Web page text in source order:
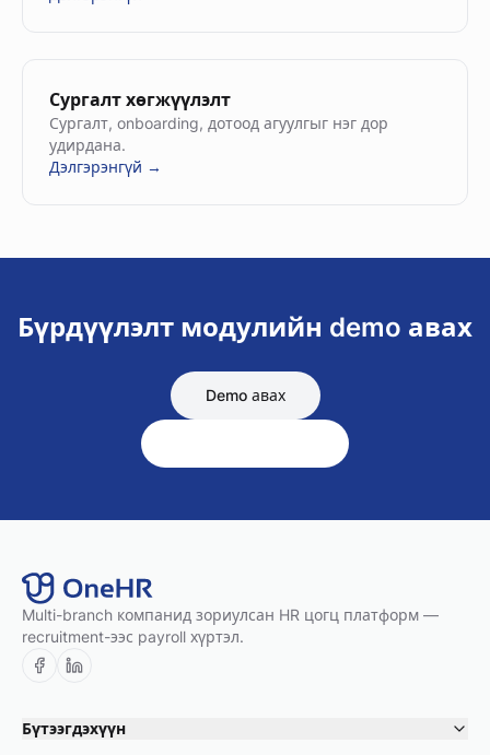
Сургалт хөгжүүлэлт
Сургалт, onboarding, дотоод агуулгыг нэг дор
удирдана.
Дэлгэрэнгүй →
Бүрдүүлэлт модулийн demo авах
Demo авах
Multi-branch компанид зориулсан HR цогц платформ —
recruitment-ээс payroll хүртэл.
Бүтээгдэхүүн